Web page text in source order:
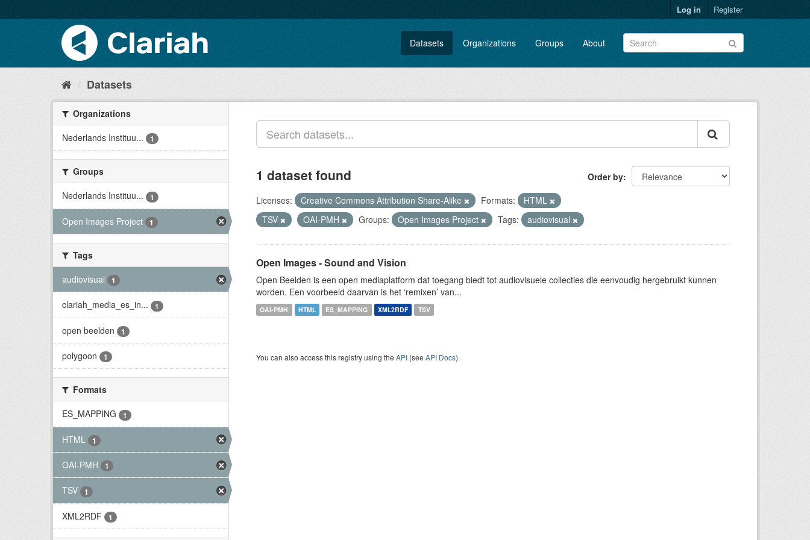
Log in Register
Datasets Organizations Groups About
Datasets
Organizations
Nederlands Instituu...
1
Groups
Nederlands Instituu...
1
Open Images Project 1
Tags
audiovisual
1
clariah_media_es_in... 1
open beelden 1
polygoon 1
Formats
ES_MAPPING
1
HTML 1
OAI-PMH 1
TSV 1
XML2RDF 1
Order by
1 dataset found
Licenses: Creative Commons Attribution Share-Alike Formats:
HTML
TSV
OAI-PMH Groups: Open Images Project Tags: audiovisual
Open Images - Sound and Vision
Open Beelden is een open mediaplatform dat toegang biedt tot audiovisuele collecties die eenvoudig hergebruikt kunnen
worden. Een voorbeeld daarvan is het ‘remixen’ van...
OAI-PMH HTML ES_MAPPING XML2RDF TSV
You can also access this registry using the API (see API Docs).